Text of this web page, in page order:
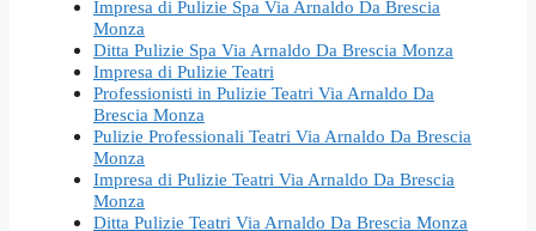
Impresa di Pulizie Spa Via Arnaldo Da Brescia
Monza
Ditta Pulizie Spa Via Arnaldo Da Brescia Monza
Impresa di Pulizie Teatri
Professionisti in Pulizie Teatri Via Arnaldo Da
Brescia Monza
Pulizie Professionali Teatri Via Arnaldo Da Brescia
Monza
Impresa di Pulizie Teatri Via Arnaldo Da Brescia
Monza
Ditta Pulizie Teatri Via Arnaldo Da Brescia Monza